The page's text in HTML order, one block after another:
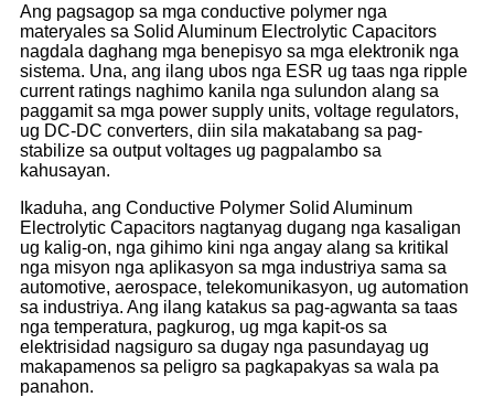
Ang pagsagop sa mga conductive polymer nga
materyales sa Solid Aluminum Electrolytic Capacitors
nagdala daghang mga benepisyo sa mga elektronik nga
sistema. Una, ang ilang ubos nga ESR ug taas nga ripple
current ratings naghimo kanila nga sulundon alang sa
paggamit sa mga power supply units, voltage regulators,
ug DC-DC converters, diin sila makatabang sa pag-
stabilize sa output voltages ug pagpalambo sa
kahusayan.
Ikaduha, ang Conductive Polymer Solid Aluminum
Electrolytic Capacitors nagtanyag dugang nga kasaligan
ug kalig-on, nga gihimo kini nga angay alang sa kritikal
nga misyon nga aplikasyon sa mga industriya sama sa
automotive, aerospace, telekomunikasyon, ug automation
sa industriya. Ang ilang katakus sa pag-agwanta sa taas
nga temperatura, pagkurog, ug mga kapit-os sa
elektrisidad nagsiguro sa dugay nga pasundayag ug
makapamenos sa peligro sa pagkapakyas sa wala pa
panahon.